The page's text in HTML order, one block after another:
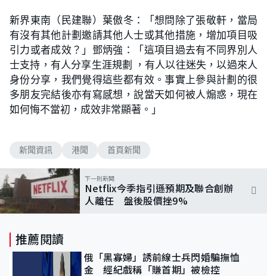
新界東南（民建聯）葉傲冬：「想問除了張敬軒，當局
有沒有其他計劃邀請其他人士或其他措施，增加項目吸
引力或者成效？」鄧炳強：「這項目過去有不同界別人
士支持，有人分享生涯規劃 ，有人以往迷失，以過來人
身份分享，我們覺得這些都有效。事實上參與計劃的很
多朋友完結後亦有寫感想，說當天如何被人煽惑，現在
如何悔不當初，成效非常顯著。」
新聞資訊 港聞 首頁新聞
下一則新聞
Netflix今季指引遜預期及聯合創辦
人離任 盤後股價挫9%
推薦閱讀
俄「黑寡婦」誘前線士兵閃婚騙撫恤
金 經紀戲稱「賺首期」被檢控